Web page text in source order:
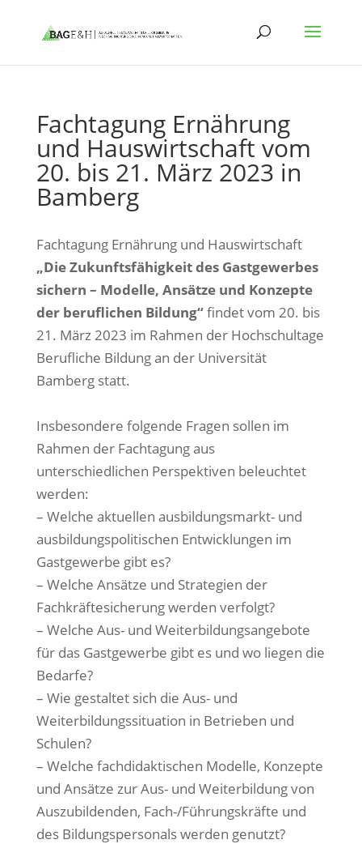
Fachtagung Ernährung
und Hauswirtschaft vom
20. bis 21. März 2023 in
Bamberg
Fachtagung Ernährung und Hauswirtschaft
„Die Zukunftsfähigkeit des Gastgewerbes
sichern – Modelle, Ansätze und Konzepte
der beruflichen Bildung“findet vom 20. bis
21. März 2023 im Rahmen der Hochschultage
Berufliche Bildung an der Universität
Bamberg statt.
Insbesondere folgende Fragen sollen im
Rahmen der Fachtagung aus
unterschiedlichen Perspektiven beleuchtet
werden:
– Welche aktuellen ausbildungsmarkt- und
ausbildungspolitischen Entwicklungen im
Gastgewerbe gibt es?
– Welche Ansätze und Strategien der
Fachkräftesicherung werden verfolgt?
– Welche Aus- und Weiterbildungsangebote
für das Gastgewerbe gibt es und wo liegen die
Bedarfe?
– Wie gestaltet sich die Aus- und
Weiterbildungssituation in Betrieben und
Schulen?
– Welche fachdidaktischen Modelle, Konzepte
und Ansätze zur Aus- und Weiterbildung von
Auszubildenden, Fach-/Führungskräfte und
des Bildungspersonals werden genutzt?